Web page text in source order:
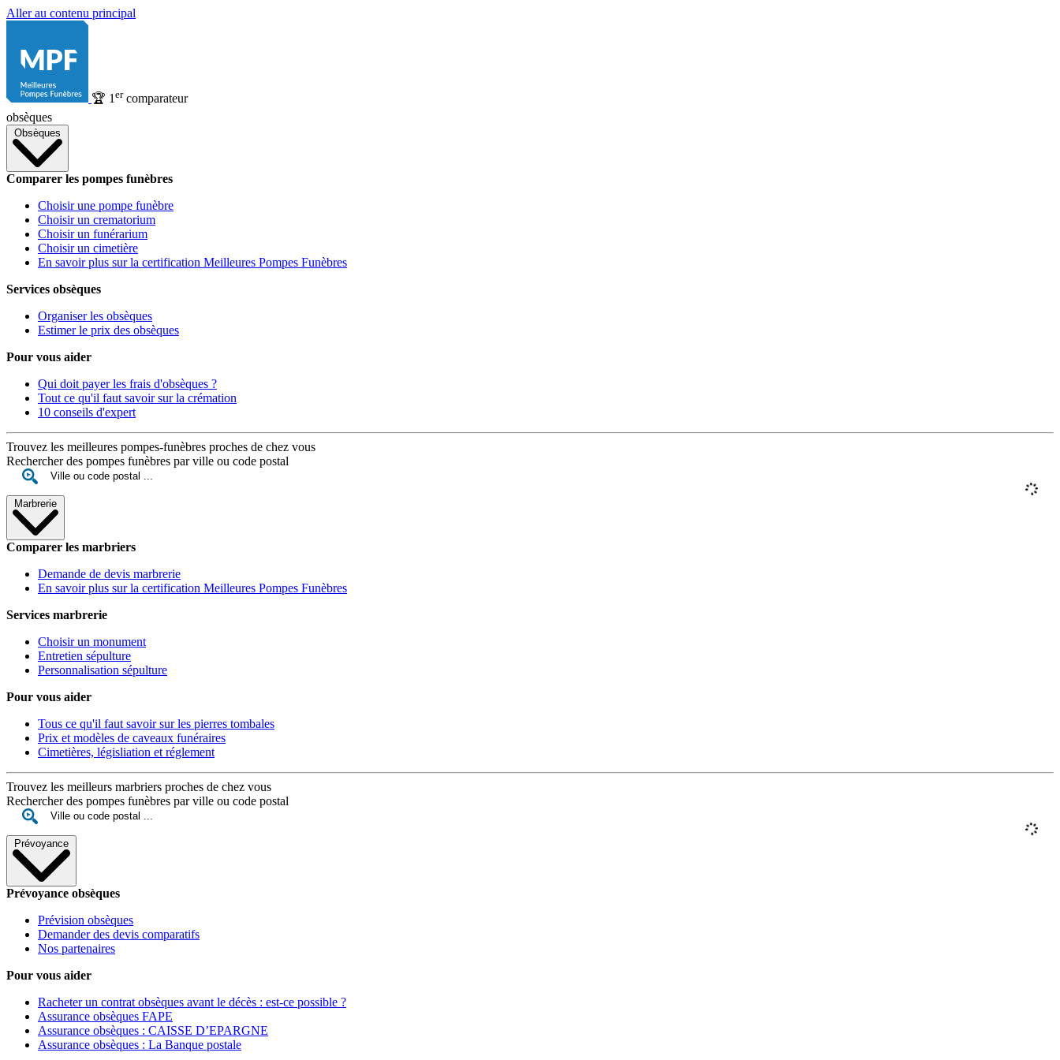
Aller au contenu principal
🏆 1 ercomparateur
obsèques
Obsèques
Comparer les pompes funèbres
Choisir une pompe funèbre
Choisir un crematorium
Choisir un funérarium
Choisir un cimetière
En savoir plus sur la certification Meilleures Pompes Funèbres
Services obsèques
Organiser les obsèques
Estimer le prix des obsèques
Pour vous aider
Qui doit payer les frais d'obsèques ?
Tout ce qu'il faut savoir sur la crémation
10 conseils d'expert
Trouvez les meilleures pompes-funèbres proches de chez vous
Rechercher des pompes funèbres par ville ou code postal
Marbrerie
Comparer les marbriers
Demande de devis marbrerie
En savoir plus sur la certification Meilleures Pompes Funèbres
Services marbrerie
Choisir un monument
Entretien sépulture
Personnalisation sépulture
Pour vous aider
Tous ce qu'il faut savoir sur les pierres tombales
Prix et modèles de caveaux funéraires
Cimetières, législiation et réglement
Trouvez les meilleurs marbriers proches de chez vous
Rechercher des pompes funèbres par ville ou code postal
Prévoyance
Prévoyance obsèques
Prévision obsèques
Demander des devis comparatifs
Nos partenaires
Pour vous aider
Racheter un contrat obsèques avant le décès : est-ce possible ?
Assurance obsèques FAPE
Assurance obsèques : CAISSE D’EPARGNE
Assurance obsèques : La Banque postale